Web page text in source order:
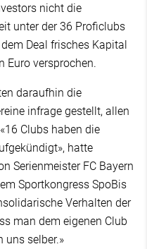
nicht die
unter der 36 Proficlubs
Deal frisches Kapital
Euro versprochen.
daraufhin die
infrage gestellt, allen
Clubs haben die
hatte
Serienmeister FC Bayern
Sportkongress SpoBis
Verhalten der
man dem eigenen Club
uns selber.»